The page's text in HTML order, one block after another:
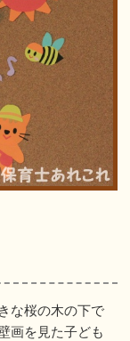
な桜の木の下で
画を見た子ども